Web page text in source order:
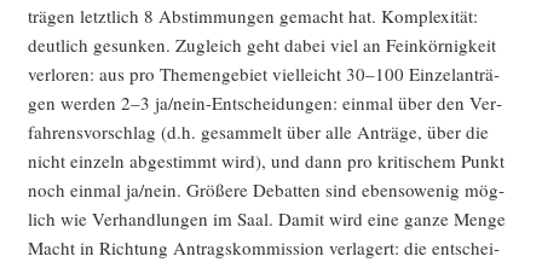
trä­gen letzt­lich 8 Abstim­mun­gen gemacht hat. Kom­ple­xi­tät:
deut­lich gesun­ken. Zugleich geht dabei viel an Fein­kör­nig­keit
ver­lo­ren: aus pro The­men­ge­biet viel­leicht 30–100 Ein­zel­an­trä­
gen wer­den 2–3 ja/n­ein-Ent­schei­dun­gen: ein­mal über den Ver­
fah­rens­vor­schlag (d.h. gesam­melt über alle Anträ­ge, über die
nicht ein­zeln abge­stimmt wird), und dann pro kri­ti­schem Punkt
noch ein­mal ja/nein. Grö­ße­re Debat­ten sind eben­so­we­nig mög­
lich wie Ver­hand­lun­gen im Saal. Damit wird eine gan­ze Men­ge
Macht in Rich­tung Antrags­kom­mis­si­on ver­la­gert: die ent­schei­